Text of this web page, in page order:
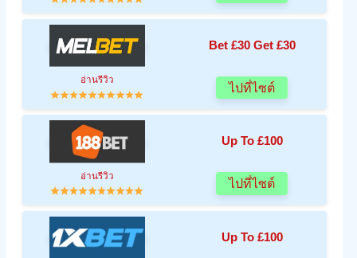
Bet £30 Get £30
อ่านรีวิว
ไปที่ไซต์
Up To £100
อ่านรีวิว
ไปที่ไซต์
Up To £100